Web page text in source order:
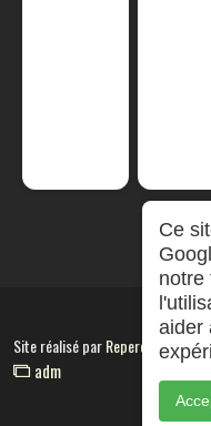
Site réalisé parRepereCom
adm
Ce
notre
aider